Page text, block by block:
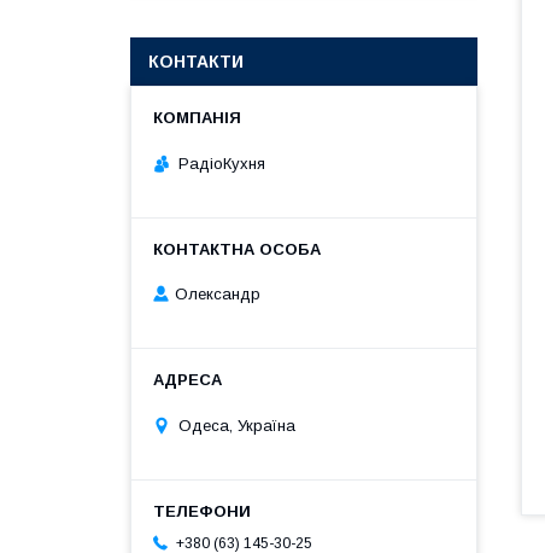
КОНТАКТИ
РадіоКухня
Олександр
Одеса, Україна
+380 (63) 145-30-25